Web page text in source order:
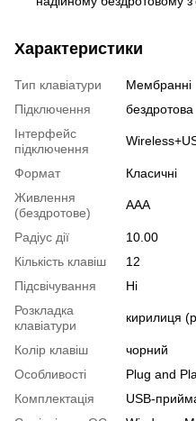
Характеристики
Тип клавіатури
Мембранні
Підключення
бездротова
Інтерфейс
підключення
Формат
Класичні
Живлення
(бездротове)
ААА
Радіус дії
10.00
Кількість клавіш
12
Підсвічування
Ні
Розкладка
клавіатури
кирилиця
Колір клавіш
чорний
Особливості
Plug and
Комплектація
USB-